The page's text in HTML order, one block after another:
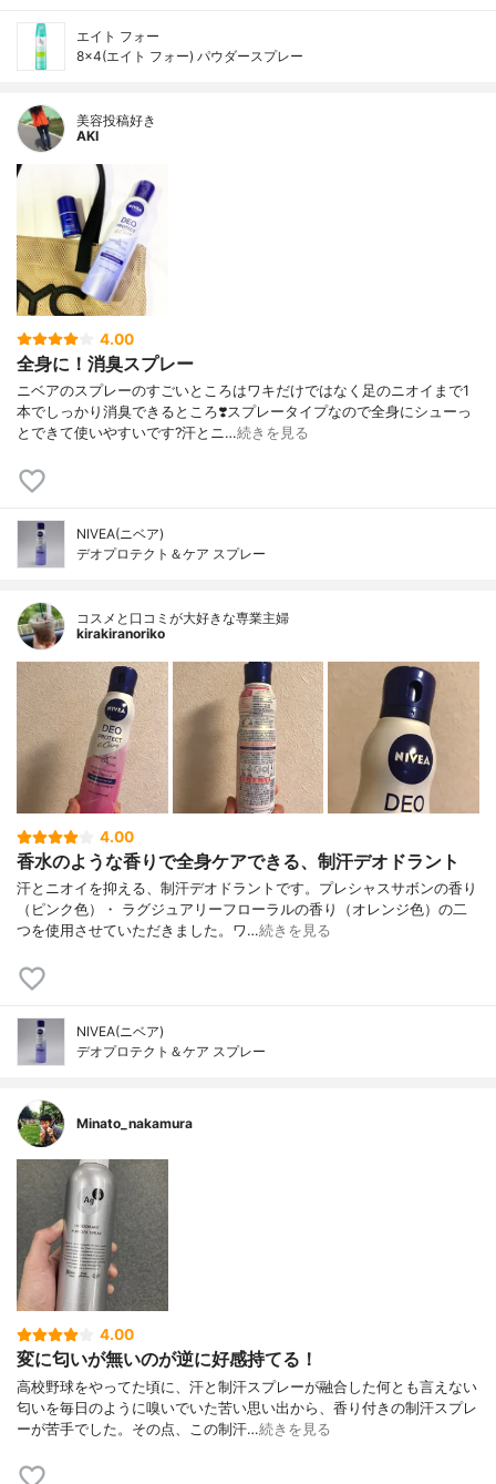
エイト フォー
8×4(エイト フォー) パウダースプレー
美容投稿好き
AKI
4.00
全身に！消臭スプレー
ニベアのスプレーのすごいところはワキだけではなく足のニオイまで1
本でしっかり消臭できるところ❣️スプレータイプなので全身にシューっ
とできて使いやすいです?汗とニ…続きを見る
NIVEA(ニベア)
デオプロテクト＆ケア スプレー
コスメと口コミが大好きな専業主婦
kirakiranoriko
4.00
香水のような香りで全身ケアできる、制汗デオドラント
汗とニオイを抑える、制汗デオドラントです。プレシャスサボンの香り
（ピンク色）・ ラグジュアリーフローラルの香り（オレンジ色）の二
つを使用させていただきました。ワ…続きを見る
NIVEA(ニベア)
デオプロテクト＆ケア スプレー
Minato_nakamura
4.00
変に匂いが無いのが逆に好感持てる！
高校野球をやってた頃に、汗と制汗スプレーが融合した何とも言えない
匂いを毎日のように嗅いでいた苦い思い出から、香り付きの制汗スプレ
ーが苦手でした。その点、この制汗…続きを見る